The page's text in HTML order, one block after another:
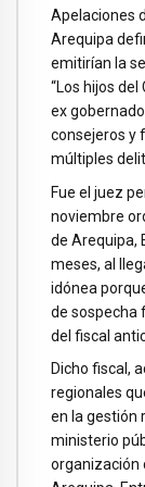
Apelaciones
Arequipa
emitirían la
“Los hijos
ex
consejeros y
múltiples
Fue el juez
noviembre
de Arequipa,
meses, al
idónea
de sospecha
del fiscal
Dicho fiscal,
regionales
en la gestión
ministerio
organización